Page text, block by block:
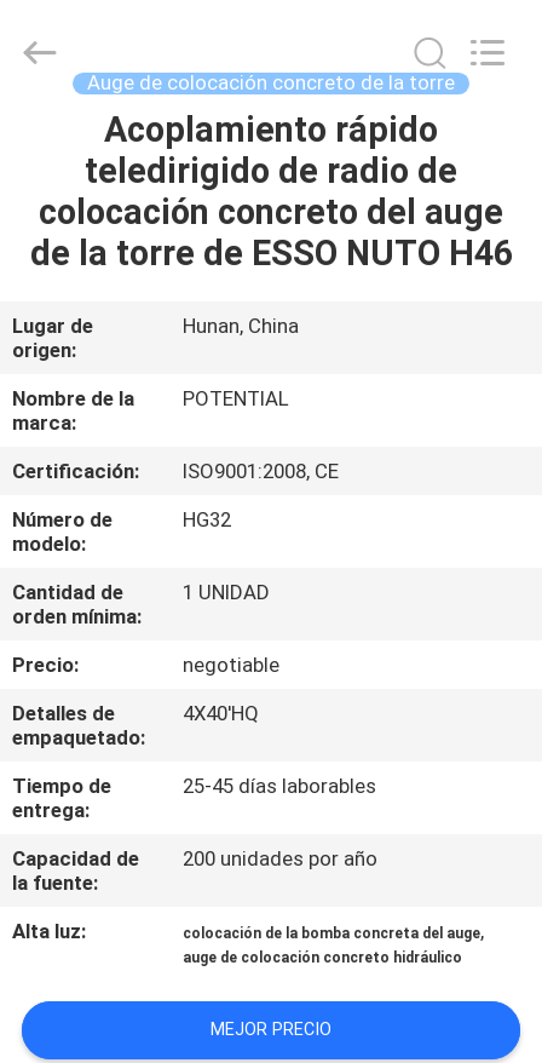
HOGAR
PRODUCTOS
NOSOTROS
VIAJE
DE
LA
FÁBRICA
CONTROL
CALIDAD
ÉNTRENOS
EN
CONTACTO
CON
PIDA
Intelligent
Equipments
Auge de colocación concreto de la torre
Acoplamiento rápido
teledirigido de radio de
colocación concreto del auge
de la torre de ESSO NUTO H46
Lugar de
origen:
Hunan, China
Nombre de la
marca:
POTENTIAL
Certificación:
ISO9001:2008, CE
Número de
modelo:
HG32
Cantidad de
orden mínima:
1 UNIDAD
Precio:
negotiable
Detalles de
empaquetado:
4X40'HQ
Tiempo de
entrega:
25-45 días laborables
Capacidad de
la fuente:
200 unidades por año
Alta luz: colocación de la bomba concreta del auge,
auge de colocación concreto hidráulico
MEJOR PRECIO